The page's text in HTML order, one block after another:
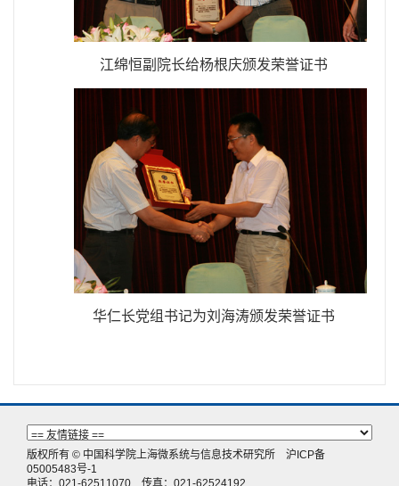
江绵恒副院长给杨根庆颁发荣誉证书
华仁长党组书记为刘海涛颁发荣誉证书
版权所有 © 中国科学院上海微系统与信息技术研究所 沪ICP备
05005483号-1